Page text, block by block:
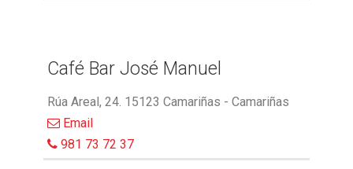
Café Bar José Manuel
Rúa Areal, 24. 15123 Camariñas - Camariñas
Email
981 73 72 37